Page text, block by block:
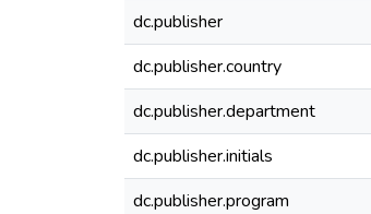
dc.publisher
dc.publisher.country
dc.publisher.department
dc.publisher.initials
dc.publisher.program